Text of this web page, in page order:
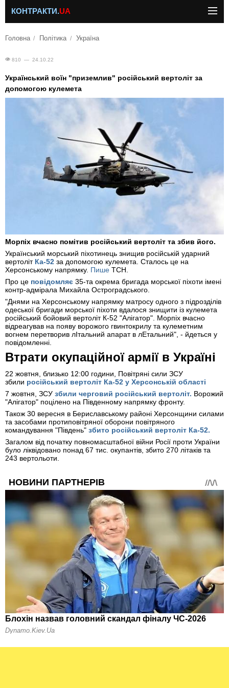
КОНТРАКТИ.UA
Головна Політика Україна
810 — 24.10.22
Український воїн "приземлив" російський вертоліт за
допомогою кулемета
Морпіх вчасно помітив російський вертоліт та збив його.
Український морський піхотинець знищив російській ударний
вертоліт Ка-52 за допомогою кулемета. Сталось це на
Херсонському напрямку. Пише ТСН.
Про це повідомляє 35-та окрема бригада морської піхоти імені
контр-адмірала Михайла Остроградського.
"Днями на Херсонському напрямку матросу одного з підрозділів
одеської бригади морської піхоти вдалося знищити із кулемета
російський бойовий вертоліт К-52 "Алігатор". Морпіх вчасно
відреагував на появу ворожого гвинтокрилу та кулеметним
вогнем перетворив лІтальний апарат в лЕтальний", - йдеться у
повідомленні.
Втрати окупаційної армії в Україні
22 жовтня, близько 12:00 години, Повітряні сили ЗСУ
збили російський вертоліт Ка-52 у Херсонській області
7 жовтня, ЗСУ збили черговий російський вертоліт. Ворожий
"Алігатор" поцілено на Південному напрямку фронту.
Також 30 вересня в Бериславському районі Херсонщини силами
та засобами протиповітряної оборони повітряного
командування "Південь" збито російський вертоліт Ка-52.
Загалом від початку повномасштабної війни Росії проти України
було ліквідовано понад 67 тис. окупантів, збито 270 літаків та
243 вертольоти.